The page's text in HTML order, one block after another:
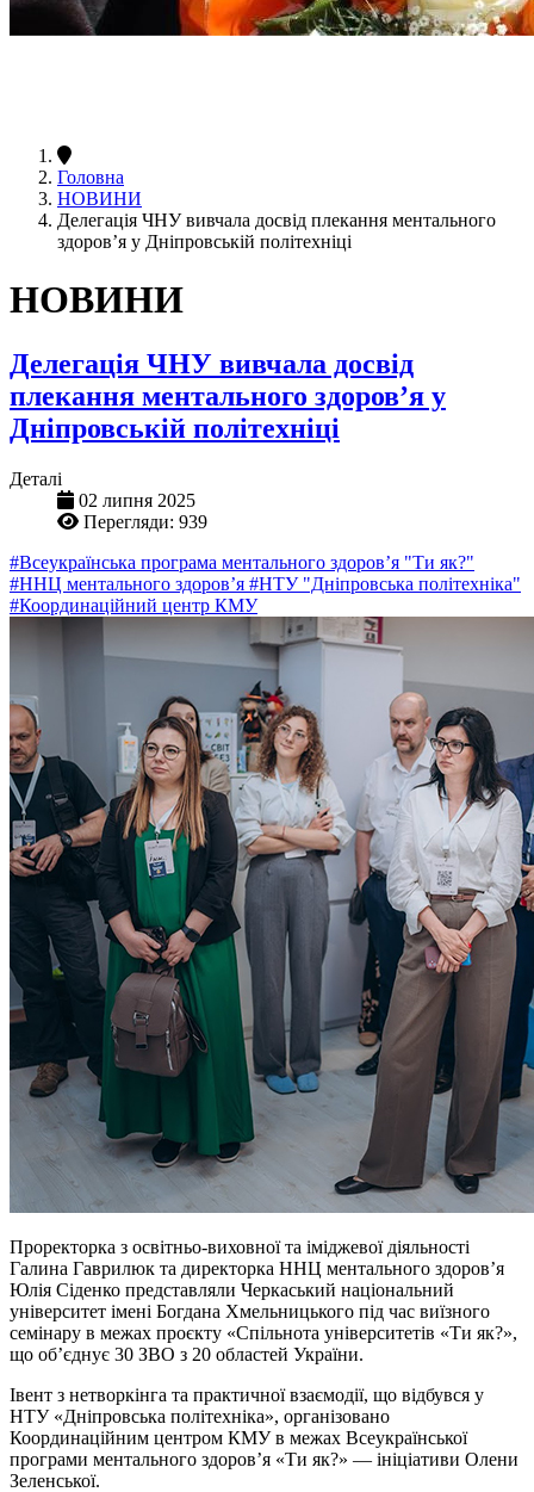
Головна
НОВИНИ
Делегація ЧНУ вивчала досвід плекання ментального
здоров’я у Дніпровській політехніці
НОВИНИ
Делегація ЧНУ вивчала досвід
плекання ментального здоров’я у
Дніпровській політехніці
Деталі
02 липня 2025
Перегляди: 939
#Всеукраїнська програма ментального здоров’я "Ти як?"
#ННЦ ментального здоров’я #НТУ "Дніпровська політехніка"
#Координаційний центр КМУ
Проректорка з освітньо-виховної та іміджевої діяльності
Галина Гаврилюк та директорка ННЦ ментального здоров’я
Юлія Сіденко представляли Черкаський національний
університет імені Богдана Хмельницького під час виїзного
семінару в межах проєкту «Спільнота університетів «Ти як?»,
що об’єднує 30 ЗВО з 20 областей України.
Івент з нетворкінга та практичної взаємодії, що відбувся у
НТУ «Дніпровська політехніка», організовано
Координаційним центром КМУ в межах Всеукраїнської
програми ментального здоров’я «Ти як?» — ініціативи Олени
Зеленської.